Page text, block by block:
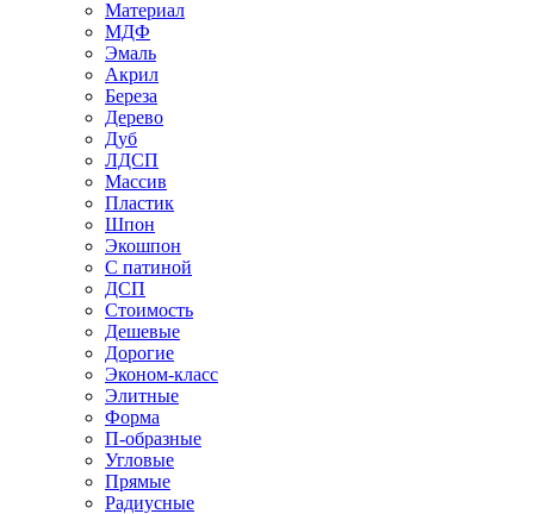
Материал
МДФ
Эмаль
Акрил
Береза
Дерево
Дуб
ЛДСП
Массив
Пластик
Шпон
Экошпон
С патиной
ДСП
Стоимость
Дешевые
Дорогие
Эконом-класс
Элитные
Форма
П-образные
Угловые
Прямые
Радиусные